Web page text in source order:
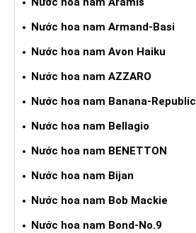
Nước hoa nam Armand-Basi
Nước hoa nam Avon Haiku
Nước hoa nam AZZARO
Nước hoa nam Banana-Republic
Nước hoa nam Bellagio
Nước hoa nam BENETTON
Nước hoa nam Bijan
Nước hoa nam Bob Mackie
Nước hoa nam Bond-No.9